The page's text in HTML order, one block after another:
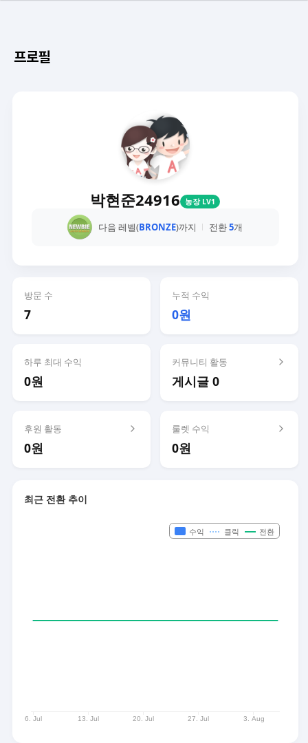
프로필
박현준24916 농장 LV1
다음 레벨(BRONZE)까지 전환5개
방문 수
7
누적 수익
0원
하루 최대 수익
0원
커뮤니티 활동
게시글 0
후원 활동
0원
룰렛 수익
0원
최근 전환 추이